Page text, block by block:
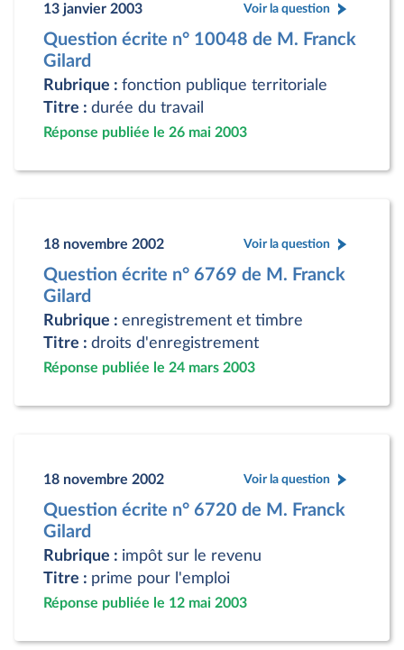
13 janvier 2003 Voir la question
Question écrite n° 10048 de M. Franck
Gilard
Rubrique : fonction publique territoriale
Titre : durée du travail
Réponse publiée le 26 mai 2003
18 novembre 2002 Voir la question
Question écrite n° 6769 de M. Franck
Gilard
Rubrique : enregistrement et timbre
Titre : droits d'enregistrement
Réponse publiée le 24 mars 2003
18 novembre 2002 Voir la question
Question écrite n° 6720 de M. Franck
Gilard
Rubrique : impôt sur le revenu
Titre : prime pour l'emploi
Réponse publiée le 12 mai 2003